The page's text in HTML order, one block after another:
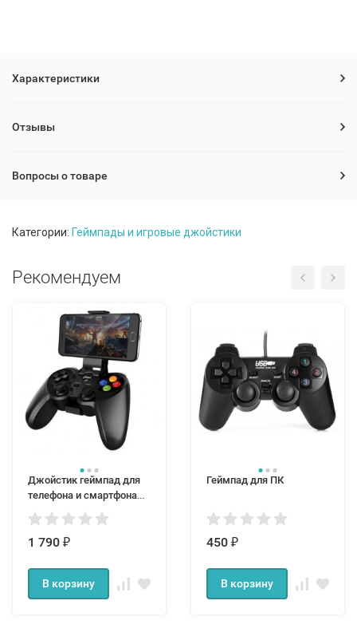
Характеристики
Отзывы
Вопросы о товаре
Категории: Геймпады и игровые джойстики
Рекомендуем
Джойстик геймпад для
телефона и смартфона
Ipega 9078
1 790 ₽
В корзину
Геймпад для ПК
450 ₽
В корзину